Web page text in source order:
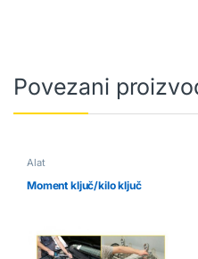
Povezani
Alat
Moment ključ/kilo ključ